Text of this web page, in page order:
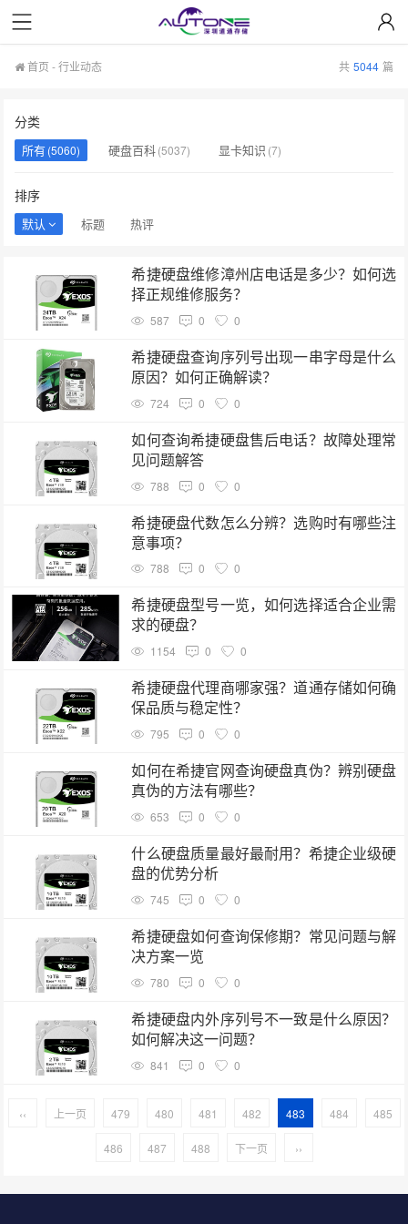
首页 -行业动态 共 5044 篇
分类
所有(5060) 硬盘百科(5037) 显卡知识 (7)
排序
默认 标题 热评
希捷硬盘维修漳州店电话是多少？如何选
择正规维修服务？
587 0 0
希捷硬盘查询序列号出现一串字母是什么
原因？如何正确解读？
724 0 0
如何查询希捷硬盘售后电话？故障处理常
见问题解答
788 0 0
希捷硬盘代数怎么分辨？选购时有哪些注
意事项？
788 0 0
希捷硬盘型号一览，如何选择适合企业需
求的硬盘？
1154 0 0
希捷硬盘代理商哪家强？道通存储如何确
保品质与稳定性？
795 0 0
如何在希捷官网查询硬盘真伪？辨别硬盘
真伪的方法有哪些？
653 0 0
什么硬盘质量最好最耐用？希捷企业级硬
盘的优势分析
745 0 0
希捷硬盘如何查询保修期？常见问题与解
决方案一览
780 0 0
希捷硬盘内外序列号不一致是什么原因？
如何解决这一问题？
841 0 0
‹‹ 上一页 479 480 481 482 483 484 485
486 487 488 下一页 ››